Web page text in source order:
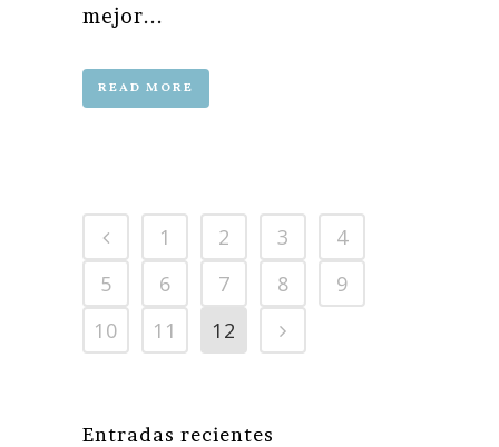
mejor...
READ MORE
1 2 3
4
5
6 7 8
9
10
11 12
Entradas recientes